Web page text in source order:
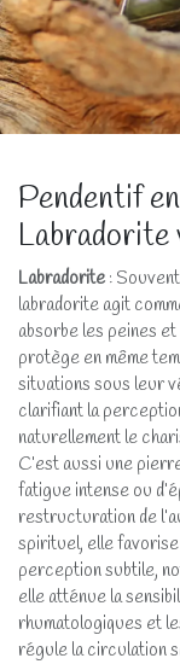
Pendentif
Labradorite :
labradorite agit
absorbe les peines
protège en même
situations sous leur
clarifiant la
naturellement le
C’est aussi une
fatigue intense ou
restructuration de
spirituel, elle
perception subtile,
elle atténue la
rhumatologiques et
régule la circulation